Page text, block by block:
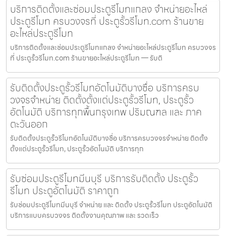
บริการติดตั้งและซ่อมประตูรีโมทแกลง จำหน่ายอะไหล่
ประตูรีโมท ครบวงจรที่ ประตูรั้วรีโมท.com ร้านขาย
อะไหล่ประตูรีโมท
บริการติดตั้งและซ่อมประตูรีโมทแกลง จำหน่ายอะไหล่ประตูรีโมท ครบวงจร
ที่ ประตูรั้วรีโมท.com ร้านขายอะไหล่ประตูรีโมท — รับติ
รับติดตั้งประตูรั้วรีโมทอัตโนมัติบางซื่อ บริการครบ
วงจรจำหน่าย ติดตั้งตั้งแต่ประตูรั้วรีโมท, ประตูรั้ว
อัตโนมัติ บริการทุกพื้นกรุงเทพ ปริมณฑล และ ภาค
ตะวันออก
รับติดตั้งประตูรั้วรีโมทอัตโนมัติบางซื่อ บริการครบวงจรจำหน่าย ติดตั้ง
ตั้งแต่ประตูรั้วรีโมท, ประตูรั้วอัตโนมัติ บริการทุก
รับซ่อมประตูรีโมทมีนบุรี บริการรับติดตั้ง ประตูรั้ว
รีโมท ประตูอัตโนมัติ ราคาถูก
รับซ่อมประตูรีโมทมีนบุรี จำหน่าย และ ติดตั้ง ประตูรั้วรีโมท ประตูอัตโนมัติ
บริการแบบครบวงจร ติดตั้งงานคุณภาพ และ รวดเร็ว